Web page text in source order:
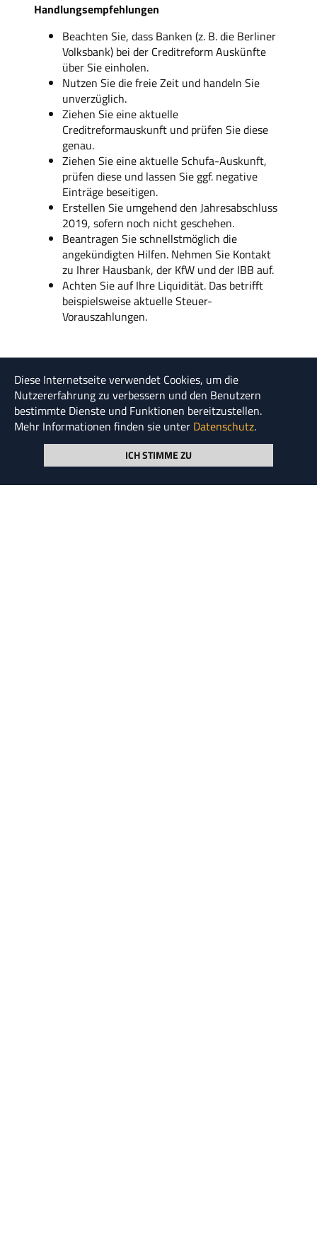
Handlungsempfehlungen
Beachten Sie, dass Banken (z. B. die Berliner
Volksbank) bei der Creditreform Auskünfte
über Sie einholen.
Nutzen Sie die freie Zeit und handeln Sie
unverzüglich.
Ziehen Sie eine aktuelle
Creditreformauskunft und prüfen Sie diese
genau.
Ziehen Sie eine aktuelle Schufa-Auskunft,
prüfen diese und lassen Sie ggf. negative
Einträge beseitigen.
Erstellen Sie umgehend den Jahresabschluss
2019, sofern noch nicht geschehen.
Beantragen Sie schnellstmöglich die
angekündigten Hilfen. Nehmen Sie Kontakt
zu Ihrer Hausbank, der KfW und der IBB auf.
Achten Sie auf Ihre Liquidität. Das betrifft
beispielsweise aktuelle Steuer-
Vorauszahlungen.
Quelle
Creditreform Mail vom 26.03.2020 "Auswirkungen
auf die Bonität betroffener Unternehmen"
Diese Internetseite verwendet Cookies, um die
Nutzererfahrung zu verbessern und den Benutzern
bestimmte Dienste und Funktionen bereitzustellen.
Mehr Informationen finden sie unter Datenschutz.
ICH STIMME ZU